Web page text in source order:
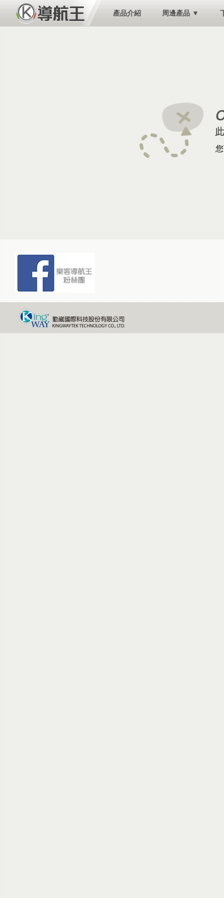
產品介紹 周邊產品 ▼